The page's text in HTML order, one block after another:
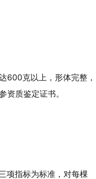
600克以上，形体完整，
质鉴定证书。
项指标为标准，对每棵